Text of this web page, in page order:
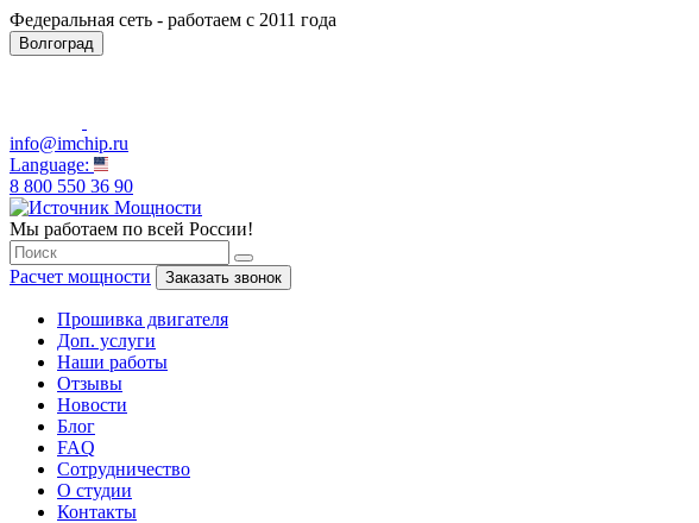
Федеральная сеть - работаем с 2011 года
Волгоград
info@imchip.ru
Language:
8 800 550 36 90
Мы работаем по всей России!
Расчет мощности Заказать звонок
Прошивка двигателя
Доп. услуги
Наши работы
Отзывы
Новости
Блог
FAQ
Сотрудничество
О студии
Контакты